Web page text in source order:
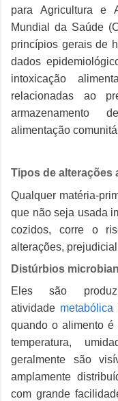
para Agricultura e
Mundial da Saúde
princípios gerais de
dados
intoxicação
relacionadas ao
armazenamento
alimentação
Tipos de alterações
Qualquer matéria-
que não seja usada
cozidos, corre o
alterações,
Distúrbios
Eles são
atividade metabólica
quando o alimento
temperatura,
geralmente são
amplamente
com grande